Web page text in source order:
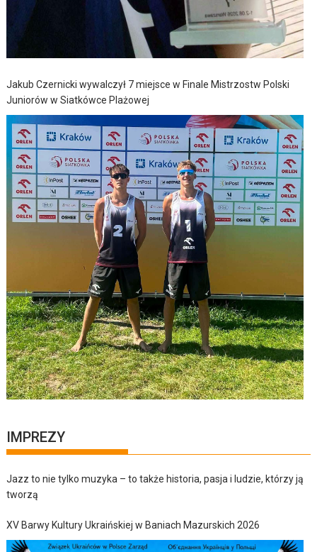
Jakub Czernicki wywalczył 7 miejsce w Finale Mistrzostw Polski
Juniorów w Siatkówce Plażowej
IMPREZY
Jazz to nie tylko muzyka – to także historia, pasja i ludzie, którzy ją
tworzą
XV Barwy Kultury Ukraińskiej w Baniach Mazurskich 2026